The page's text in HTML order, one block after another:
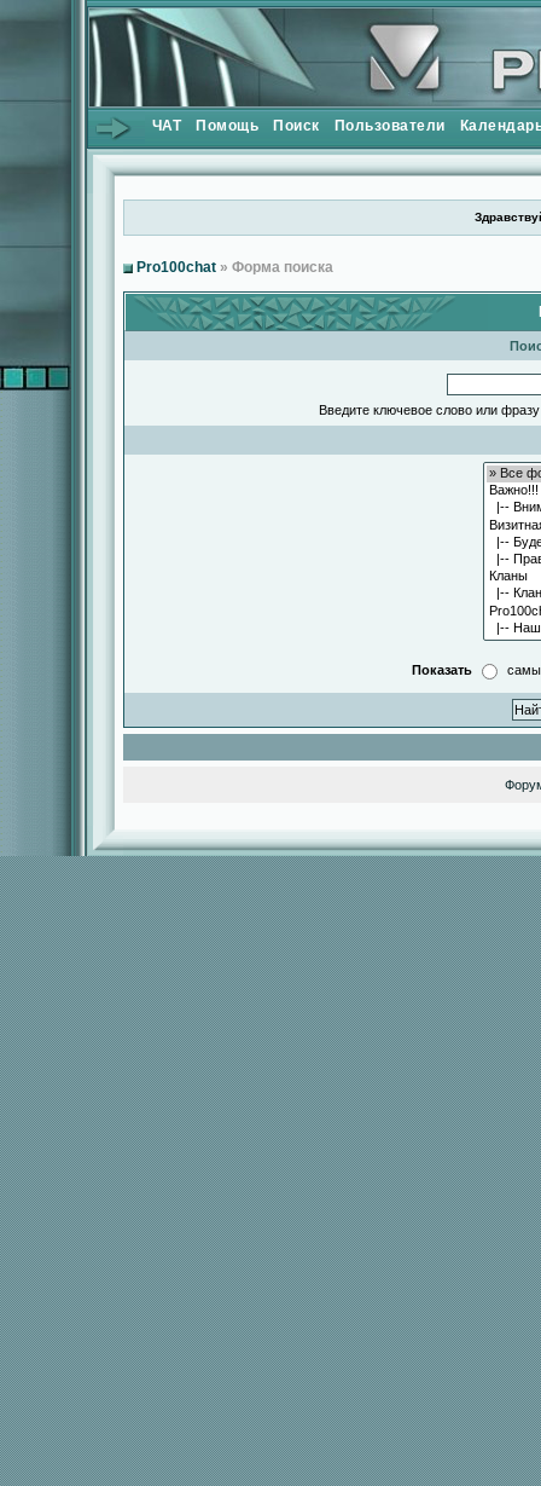
ЧАТ Помощь Поиск Пользователи
Pro100chat » Форма поиска
Введите ключевое слово или
Показать